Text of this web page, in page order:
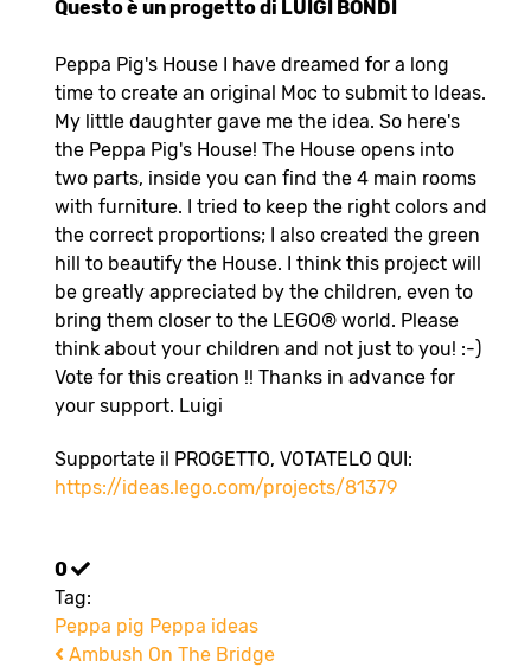
Questo è un progetto di LUIGI BONDI
Peppa Pig's House I have dreamed for a long
time to create an original Moc to submit to Ideas.
My little daughter gave me the idea. So here's
the Peppa Pig's House! The House opens into
two parts, inside you can find the 4 main rooms
with furniture. I tried to keep the right colors and
the correct proportions; I also created the green
hill to beautify the House. I think this project will
be greatly appreciated by the children, even to
bring them closer to the LEGO® world. Please
think about your children and not just to you! :-)
Vote for this creation !! Thanks in advance for
your support. Luigi
Supportate il PROGETTO, VOTATELO QUI:
https://ideas.lego.com/projects/81379
0
Tag:
Peppa pig Peppa ideas
Ambush On The Bridge